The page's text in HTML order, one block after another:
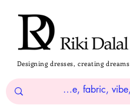
Designing dresses, creating dreams